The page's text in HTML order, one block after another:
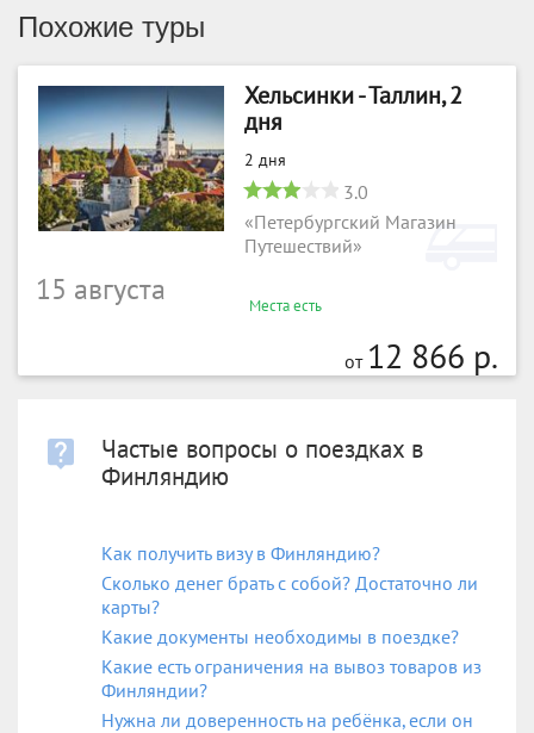
Похожие туры
Хельсинки - Таллин, 2
дня
2 дня
3.0
«Петербургский Магазин
Путешествий»
15 августа Места есть
от 12 866 р.
Частые вопросы о поездках в
Финляндию
Как получить визу в Финляндию?
Сколько денег брать с собой? Достаточно ли
карты?
Какие документы необходимы в поездке?
Какие есть ограничения на вывоз товаров из
Финляндии?
Нужна ли доверенность на ребёнка, если он